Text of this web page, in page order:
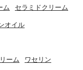
ム セラミドクリーム
オイル
ーム ワセリン